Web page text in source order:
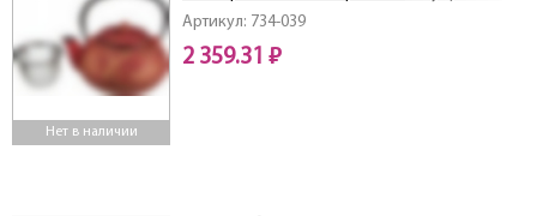
Нет в наличии
Артикул: 734-039
мл.
2 359.31 ₽